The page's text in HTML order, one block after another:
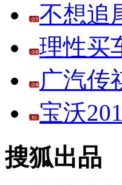
不想追
理性买
广汽传
宝沃
搜狐出品